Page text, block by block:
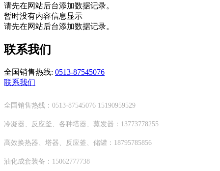
请先在网站后台添加数据记录。
暂时没有内容信息显示
请先在网站后台添加数据记录。
联系我们
全国销售热线: 0513-87545076
联系我们
全国销售热线：0513-87545076 15190959529
冷凝器、反应釜、各种塔器、蒸发器：13773778255
高效换热器、塔器、反应釜、储罐：18795785856
油化成套装备：15062777738